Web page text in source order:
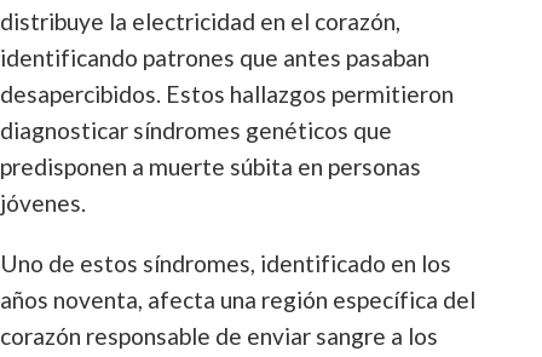
distribuye la electricidad en el corazón,
identificando patrones que antes pasaban
desapercibidos. Estos hallazgos permitieron
diagnosticar síndromes genéticos que
predisponen a muerte súbita en personas
jóvenes.
Uno de estos síndromes, identificado en los
años noventa, afecta una región específica del
corazón responsable de enviar sangre a los